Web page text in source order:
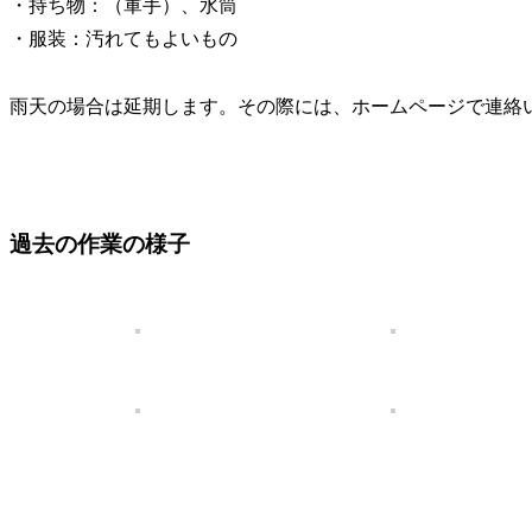
・持ち物：（軍手）、水筒
・服装：汚れてもよいもの
雨天の場合は延期します。その際には、ホームページで連絡
過去の作業の様子